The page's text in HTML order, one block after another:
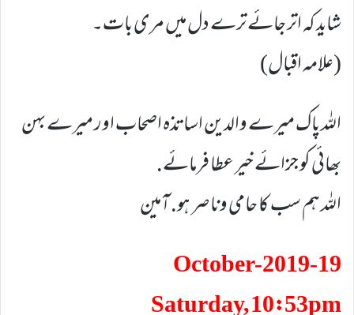
شاید کہ اتر جائے ترے دل میں مری بات۔
(علامہ اقبال)
اللہ پاک میرے والدین اساتذہ اصحاب اور میرے بہن
بھائی کو جزائے خیر عطا فرمائے.
اللہ ہم سب کا حامی وناصر ہو. آمین
19-October-2019
Saturday, 10:53pm